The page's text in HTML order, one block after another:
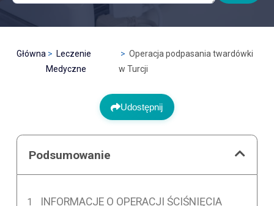
Główna
Leczenie
Medyczne
Operacja podpasania twardówki
w Turcji
Udostępnij
Podsumowanie
INFORMACJE O OPERACJI ŚCIŚNIĘCIA